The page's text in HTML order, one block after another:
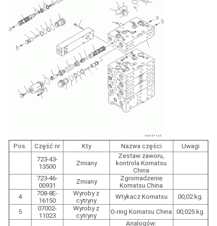
Pos. Część nr Kty Nazwa części
Uwagi
723-43-
13500
Zmiany
Zestaw zaworu,
kontrola Komatsu
China
723-46-
00931
Zmiany
Zgromadzenie
Komatsu China
4
708-8E-
16150
Wyroby z
cytryny
Wtykacz Komatsu 00,02 kg.
5
07002-
11023
Wyroby z
cytryny
O-ring Komatsu China
00,025 kg.
Analogów: